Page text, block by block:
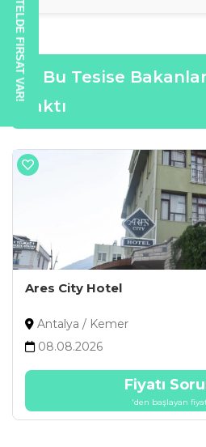
Bu Tesise
Baktı
Ares City Hotel
Antalya / Kemer
08.08.2026
Fiyatı
'den başlayan
BU OTELDE FIRSAT VAR!